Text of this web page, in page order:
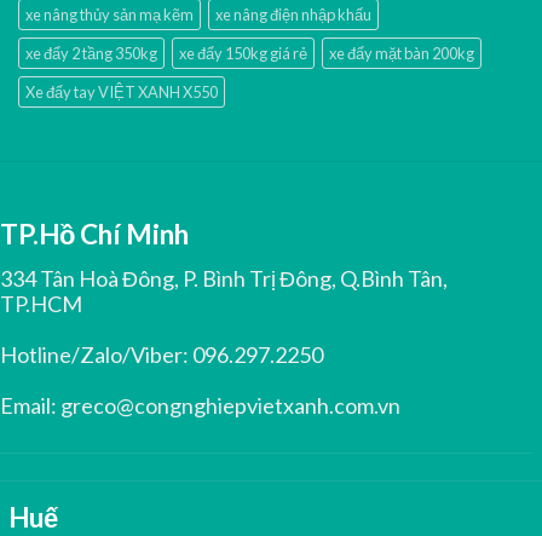
xe nâng thủy sản mạ kẽm
xe nâng điện nhập khấu
xe đẩy 2 tầng 350kg
xe đẩy 150kg giá rẻ
xe đẩy mặt bàn 200kg
Xe đẩy tay VIỆT XANH X550
TP.Hồ Chí Minh
334 Tân Hoà Đông, P. Bình Trị Đông, Q.Bình Tân,
TP.HCM
Hotline/Zalo/Viber: 096.297.2250
Email: greco@congnghiepvietxanh.com.vn
Huế